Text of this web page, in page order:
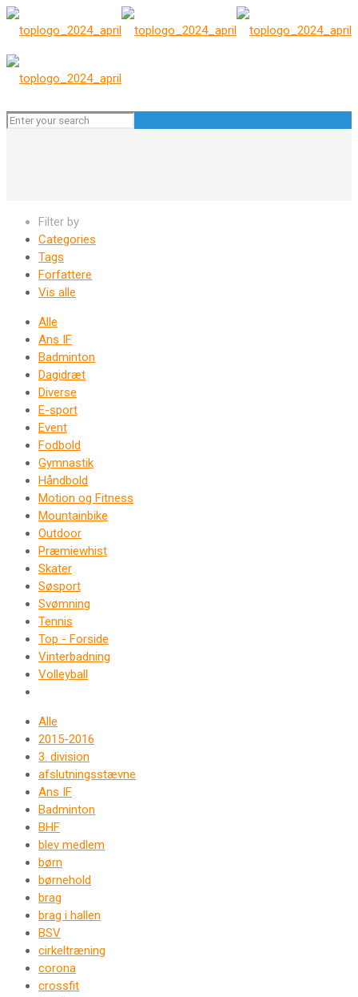
Filter by
Categories
Tags
Forfattere
Vis alle
Alle
Ans IF
Badminton
Dagidræt
Diverse
E-sport
Event
Fodbold
Gymnastik
Håndbold
Motion og Fitness
Mountainbike
Outdoor
Præmiewhist
Skater
Søsport
Svømning
Tennis
Top - Forside
Vinterbadning
Volleyball
Alle
2015-2016
3. division
afslutningsstævne
Ans IF
Badminton
BHF
blev medlem
børn
børnehold
brag
brag i hallen
BSV
cirkeltræning
corona
crossfit